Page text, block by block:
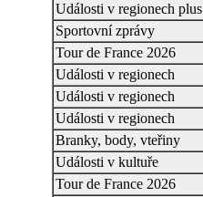
Události v regionech plus
Sportovní zprávy
Tour de France 2026
Události v regionech
Události v regionech
Události v regionech
Branky, body, vteřiny
Události v kultuře
Tour de France 2026